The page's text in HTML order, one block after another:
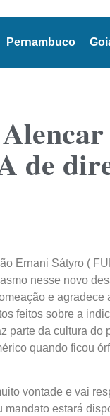
Pernambuco
de
Ernani Sátyro (
nesse novo
e
feitos sobre a
parte da cultura
quando ficou
vontade e vai
mandato estará